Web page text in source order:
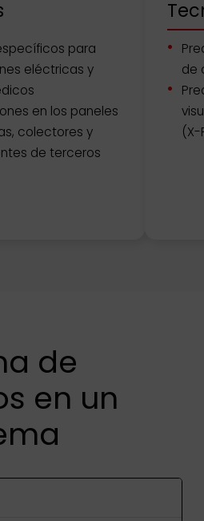
para
eléctricas y
en los paneles
colectores y
de terceros
de
(X-
de
en un